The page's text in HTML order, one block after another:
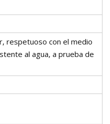
respetuoso con el medio
al agua, a prueba de